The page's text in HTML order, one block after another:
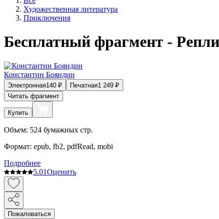
Художественная литература
Приключения
Бесплатный фрагмент -
Константин Бояндин
Электронная140 ₽ Печатная1 249 ₽
Читать фрагмент
Купить
Объем: 524 бумажных стр.
Формат: epub, fb2, pdfRead, mobi
Подробнее
5.01Оценить
Пожаловаться